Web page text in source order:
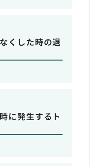
くした時の退
に発生するト